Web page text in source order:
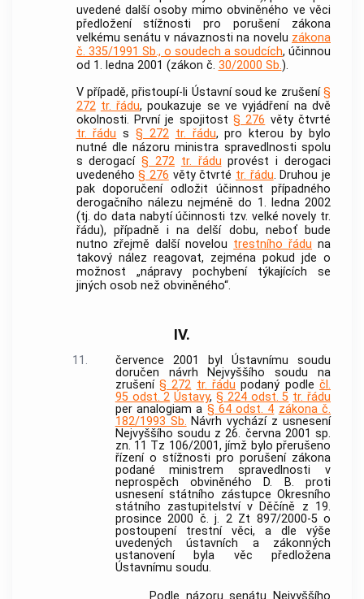
uvedené další osoby mimo obviněného ve věci
předložení stížnosti pro porušení zákona
velkému senátu v návaznosti na novelu zákona
č. 335/1991 Sb., o soudech a soudcích, účinnou
od 1. ledna 2001 (zákon č. 30/2000 Sb.).
V případě, přistoupí-li Ústavní soud ke zrušení§
272 tr. řádu, poukazuje se ve vyjádření na dvě
okolnosti. První je spojitost § 276 věty čtvrté
tr. řádu s§ 272 tr. řádu, pro kterou by bylo
nutné dle názoru ministra spravedlnosti spolu
s derogací§ 272 tr. řádu provést i derogaci
uvedeného§ 276 věty čtvrté tr. řádu. Druhou je
pak doporučení odložit účinnost případného
derogačního nálezu nejméně do 1. ledna 2002
(tj. do data nabytí účinnosti tzv. velké novely tr.
řádu), případně i na delší dobu, neboť bude
nutno zřejmě další novelou trestního řádu na
takový nález reagovat, zejména pokud jde o
možnost „nápravy pochybení týkajících se
jiných osob než obviněného“.
IV.
11. července 2001 byl Ústavnímu soudu
doručen návrh Nejvyššího soudu na
zrušení§ 272 tr. řádu podaný podlečl.
95 odst. 2 Ústavy, § 224 odst. 5 tr. řádu
per analogiam a § 64 odst. 4 zákona č.
182/1993 Sb. Návrh vychází z usnesení
Nejvyššího soudu z 26. června 2001 sp.
zn. 11 Tz 106/2001, jímž bylo přerušeno
řízení o stížnosti pro porušení zákona
podané ministrem spravedlnosti v
neprospěch obviněného D. B. proti
usnesení státního zástupce Okresního
státního zastupitelství v Děčíně z 19.
prosince 2000 č. j. 2 Zt 897/2000-5 o
postoupení trestní věci, a dle výše
uvedených ústavních a zákonných
ustanovení byla věc předložena
Ústavnímu soudu.
Podle názoru senátu Nejvyššího